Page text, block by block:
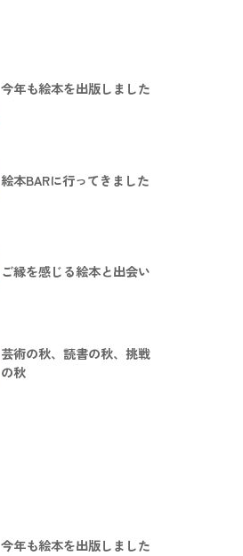
今年も絵本を出版しました
絵本BARに行ってきました
ご縁を感じる絵本と出会い
芸術の秋、読書の秋、挑戦
の秋
今年も絵本を出版しました